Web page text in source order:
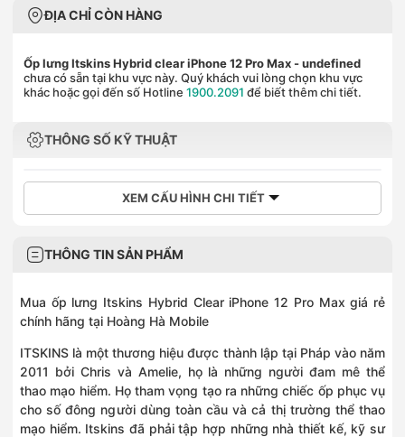
ĐỊA CHỈ CÒN HÀNG
Ốp lưng Itskins Hybrid clear iPhone 12 Pro Max - undefined
chưa có sẵn tại khu vực này. Quý khách vui lòng chọn khu vực
khác hoặc gọi đến số Hotline 1900.2091 để biết thêm chi tiết.
THÔNG SỐ KỸ THUẬT
XEM CẤU HÌNH CHI TIẾT
THÔNG TIN SẢN PHẨM
Mua ốp lưng Itskins Hybrid Clear iPhone 12 Pro Max giá rẻ
chính hãng tại Hoàng Hà Mobile
ITSKINS là một thương hiệu được thành lập tại Pháp vào năm
2011 bởi Chris và Amelie, họ là những người đam mê thể
thao mạo hiểm. Họ tham vọng tạo ra những chiếc ốp phục vụ
cho số đông người dùng toàn cầu và cả thị trường thể thao
mạo hiểm. Itskins đã phải tập hợp những nhà thiết kế, kỹ sư